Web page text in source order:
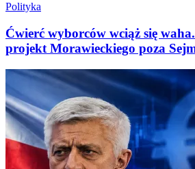
Polityka
Ćwierć wyborców wciąż się
projekt Morawieckiego poza